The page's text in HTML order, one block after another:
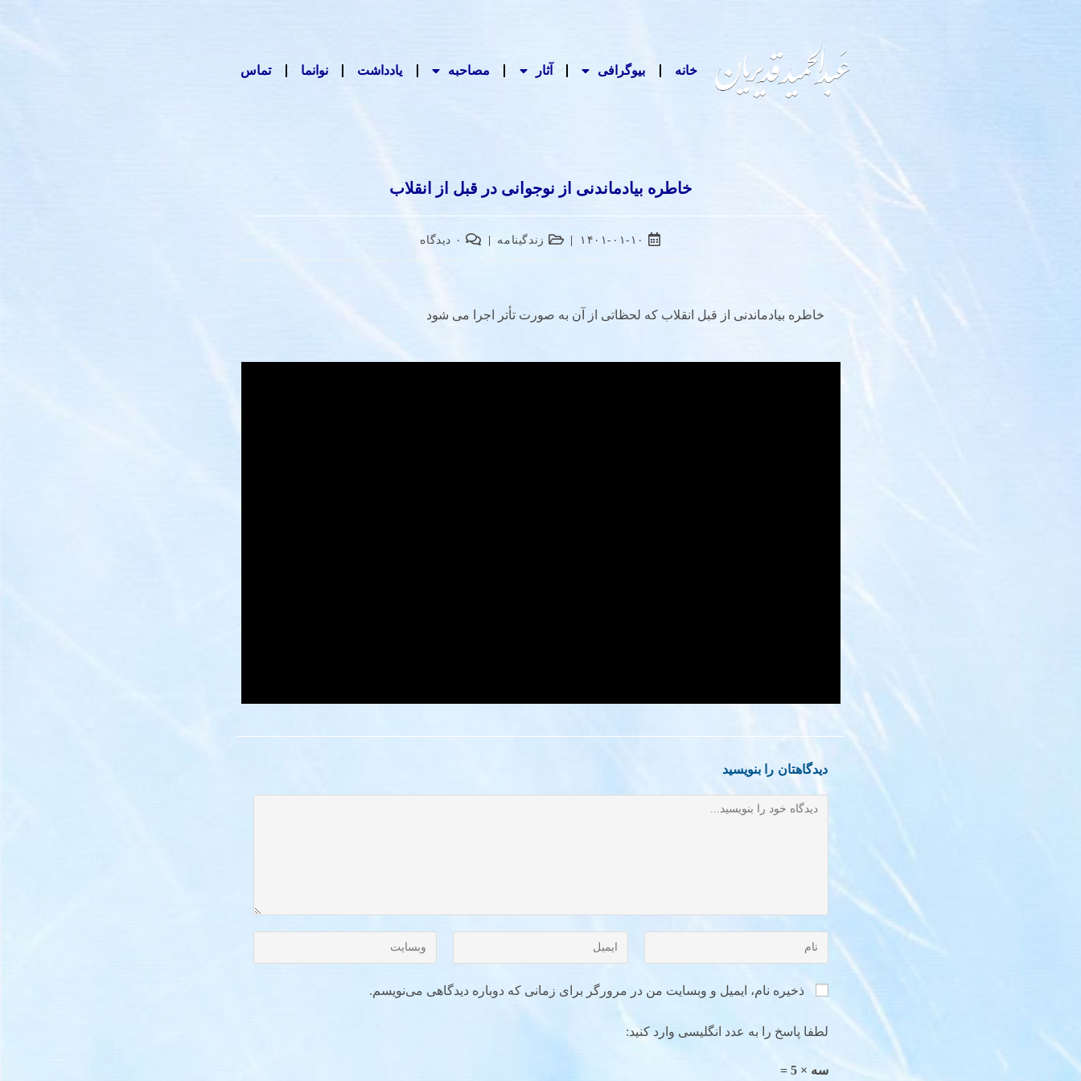
خانه بیوگرافی آثار مصاحبه‌ یادداشت‌ نوانما تماس
خاطره بیادماندنی از نوجوانی در قبل از انقلاب
۱۴۰۱-۰۱-۱۰ زندگینامه ۰ دیدگاه
خاطره بیادماندنی از قبل انقلاب که لحظاتی از آن به صورت تأتر اجرا می شود
دیدگاهتان را بنویسید
ذخیره نام، ایمیل و وبسایت من در مرورگر برای زمانی که دوباره دیدگاهی می‌نویسم.
لطفا پاسخ را به عدد انگلیسی وارد کنید:
سه × 5 =